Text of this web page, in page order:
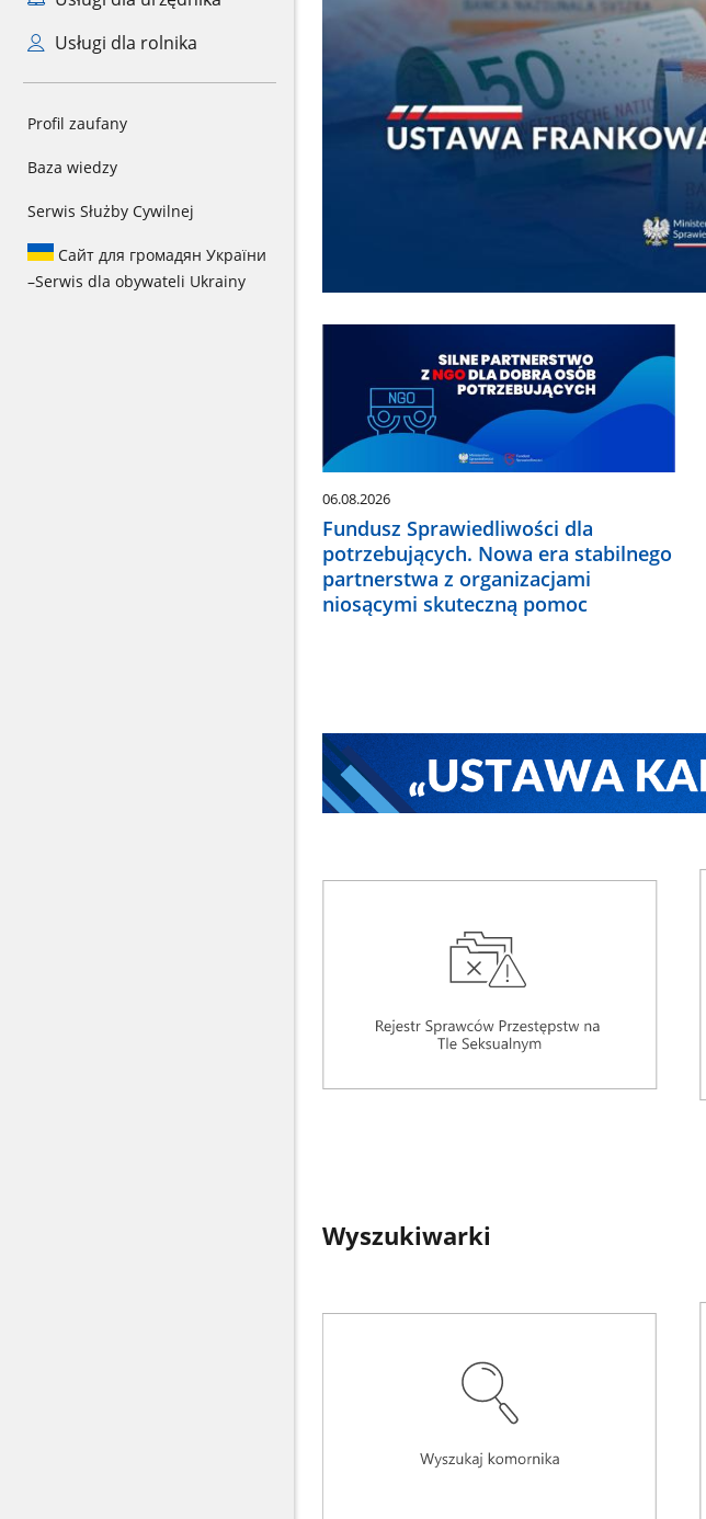
Usługi dla rolnika
Profil zaufany
Baza wiedzy
Serwis Służby Cywilnej
Сайт для громадян України
–Serwis dla obywateli Ukrainy
06.08.2026
Fundusz Sprawiedliwości dla
potrzebujących. Nowa era stabilnego
partnerstwa z organizacjami
niosącymi skuteczną pomoc
Wyszukiwarki